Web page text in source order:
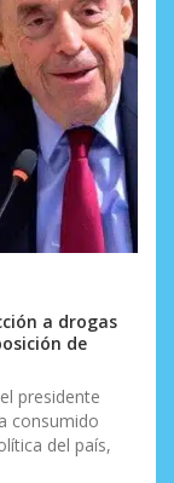
a drogas
de
presidente
consumido
del país,